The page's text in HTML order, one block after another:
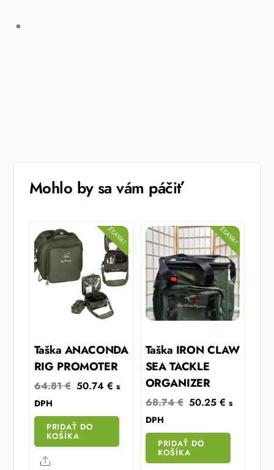
Mohlo by sa vám páčiť
ZĽAVA!
Taška ANACONDA
RIG PROMOTER
64.81€ Original
was:
64.81 €.
50.74€ Current
is:
50.74 €.
s
DPH
PRIDAŤ DO
KOŠÍKA
Share
ZĽAVA!
Taška IRON CLAW
SEA TACKLE
ORGANIZER
68.74€ Original
was:
68.74 €.
50.25€ Current
is:
s
DPH
PRIDAŤ DO
KOŠÍKA